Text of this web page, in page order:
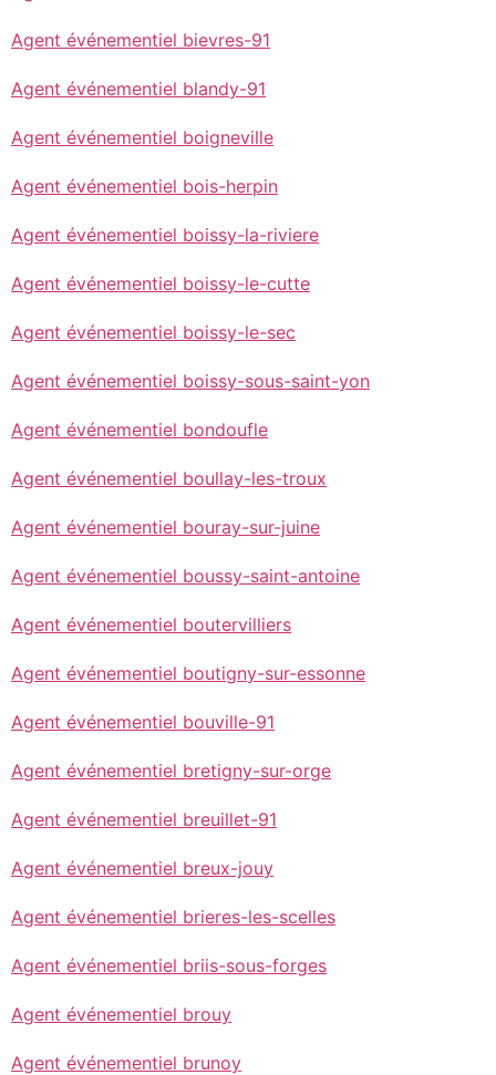
Agent événementiel bievres-91
Agent événementiel blandy-91
Agent événementiel boigneville
Agent événementiel bois-herpin
Agent événementiel boissy-la-riviere
Agent événementiel boissy-le-cutte
Agent événementiel boissy-le-sec
Agent événementiel boissy-sous-saint-yon
Agent événementiel bondoufle
Agent événementiel boullay-les-troux
Agent événementiel bouray-sur-juine
Agent événementiel boussy-saint-antoine
Agent événementiel boutervilliers
Agent événementiel boutigny-sur-essonne
Agent événementiel bouville-91
Agent événementiel bretigny-sur-orge
Agent événementiel breuillet-91
Agent événementiel breux-jouy
Agent événementiel brieres-les-scelles
Agent événementiel briis-sous-forges
Agent événementiel brouy
Agent événementiel brunoy